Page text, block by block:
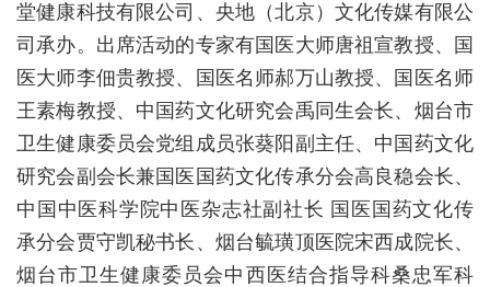
堂健康科技有限公司、央地（北京）文化传媒有限公
司承办。出席活动的专家有国医大师唐祖宣教授、国
医大师李佃贵教授、国医名师郝万山教授、国医名师
王素梅教授、中国药文化研究会禹同生会长、烟台市
卫生健康委员会党组成员张葵阳副主任、中国药文化
研究会副会长兼国医国药文化传承分会高良稳会长、
中国中医科学院中医杂志社副社长 国医国药文化传
承分会贾守凯秘书长、烟台毓璜顶医院宋西成院长、
烟台市卫生健康委员会中西医结合指导科桑忠军科